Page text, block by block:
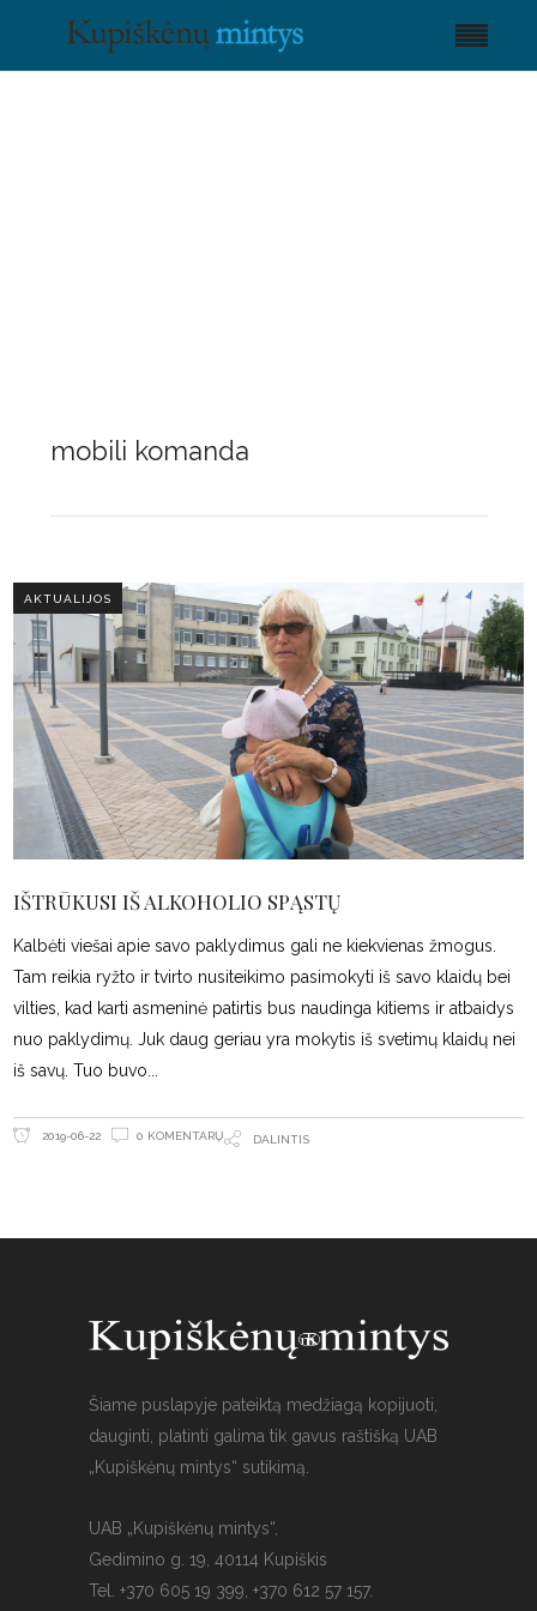
mobili komanda
AKTUALIJOS
IŠTRŪKUSI IŠ ALKOHOLIO SPĄSTŲ
Kalbėti viešai apie savo paklydimus gali ne kiekvienas žmogus.
Tam reikia ryžto ir tvirto nusiteikimo pasimokyti iš savo klaidų bei
vilties, kad karti asmeninė patirtis bus naudinga kitiems ir atbaidys
nuo paklydimų. Juk daug geriau yra mokytis iš svetimų klaidų nei
iš savų. Tuo buvo
2019-06-22 0 KOMENTARŲ DALINTIS
Šiame puslapyje pateiktą medžiagą kopijuoti,
dauginti, platinti galima tik gavus raštišką UAB
„Kupiškėnų mintys“ sutikimą.
UAB „Kupiškėnų mintys“,
Gedimino g. 19, 40114 Kupiškis
Tel. +370 605 19 399, +370 612 57 157.